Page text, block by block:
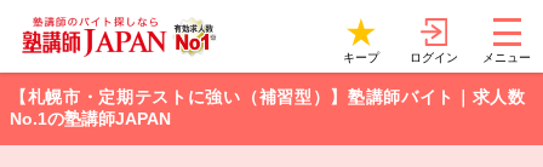
キープ ログイン メニュー
【札幌市・定期テストに強い（補習型）】塾講師バイト｜求人数
No.1の塾講師JAPAN